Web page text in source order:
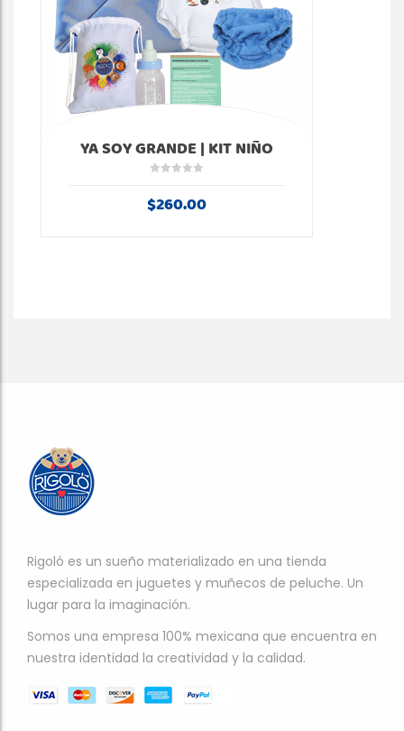
YA SOY GRANDE | KIT NIÑO
$260.00
Rigoló es un sueño materializado en una tienda
especializada en juguetes y muñecos de peluche. Un
lugar para la imaginación.
Somos una empresa 100% mexicana que encuentra en
nuestra identidad la creatividad y la calidad.